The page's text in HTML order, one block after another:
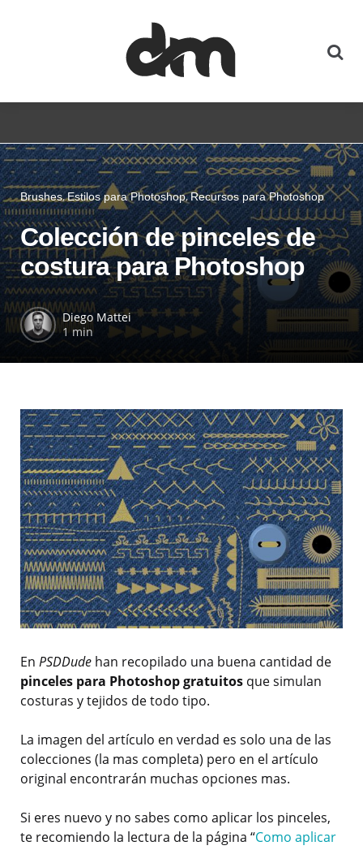
Brushes Estilos para Photoshop Recursos para Photoshop
Colección de pinceles de
costura para Photoshop
Diego Mattei
1 min
En PSDDude han recopilado una buena cantidad de
pinceles para Photoshop gratuitos que simulan
costuras y tejidos de todo tipo.
La imagen del artículo en verdad es solo una de las
colecciones (la mas completa) pero en el artículo
original encontrarán muchas opciones mas.
Si eres nuevo y no sabes como aplicar los pinceles,
te recomiendo la lectura de la página “Como aplicar